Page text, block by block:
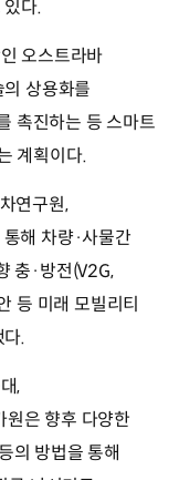
다.
오스트라바
상용화를
촉진하는 등 스마트
계획이다.
연구원,
해 차량·사물간
충·방전(V2G,
등 미래 모빌리티
.
,
원은 향후 다양한
의 방법을 통해